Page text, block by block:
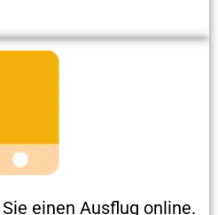
Sie einen Ausflug online.